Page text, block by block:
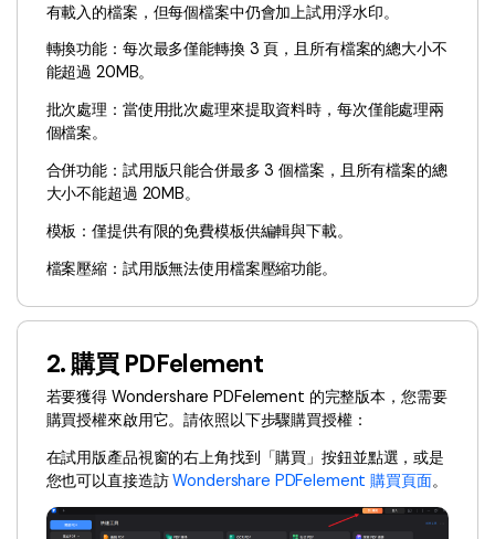
有載入的檔案，但每個檔案中仍會加上試用浮水印。
轉換功能：每次最多僅能轉換 3 頁，且所有檔案的總大小不
能超過 20MB。
批次處理：當使用批次處理來提取資料時，每次僅能處理兩
個檔案。
合併功能：試用版只能合併最多 3 個檔案，且所有檔案的總
大小不能超過 20MB。
模板：僅提供有限的免費模板供編輯與下載。
檔案壓縮：試用版無法使用檔案壓縮功能。
2. 購買 PDFelement
若要獲得 Wondershare PDFelement 的完整版本，您需要
購買授權來啟用它。請依照以下步驟購買授權：
在試用版產品視窗的右上角找到「購買」按鈕並點選，或是
您也可以直接造訪Wondershare PDFelement 購買頁面。